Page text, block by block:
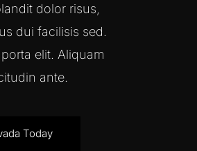
dolor risus,
dui facilisis sed.
elit. Aliquam
ante.
Today